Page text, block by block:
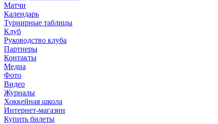
Матчи
Календарь
Турнирные таблицы
Клуб
Руководство клуба
Партнеры
Контакты
Медиа
Фото
Видео
Журналы
Хоккейная школа
Интернет-магазин
Купить билеты